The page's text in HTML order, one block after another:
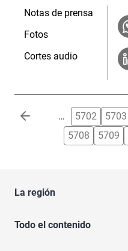
Notas de prensa
Fotos
Cortes audio
Paginación … 5702 5703
5708
5709
La región
Todo el contenido